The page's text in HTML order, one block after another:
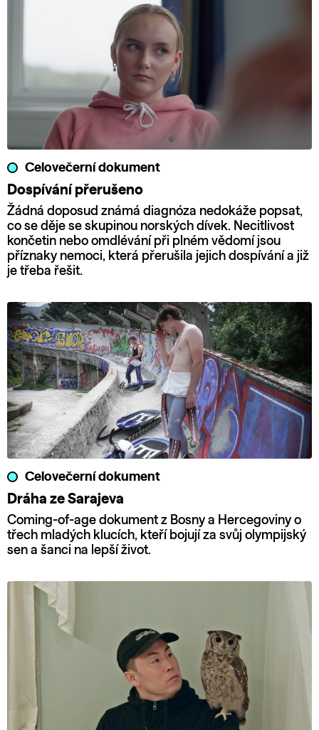
Celovečerní dokument
Dospívání přerušeno
Žádná doposud známá diagnóza nedokáže popsat,
co se děje se skupinou norských dívek. Necitlivost
končetin nebo omdlévání při plném vědomí jsou
příznaky nemoci, která přerušila jejich dospívání a již
je třeba řešit.
Celovečerní dokument
Dráha ze Sarajeva
Coming-of-age dokument z Bosny a Hercegoviny o
třech mladých klucích, kteří bojují za svůj olympijský
sen a šanci na lepší život.